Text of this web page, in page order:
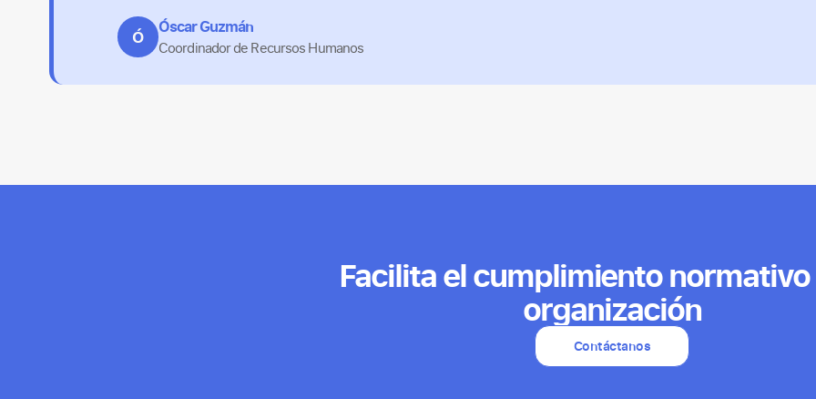
Ó Óscar Guzmán
Coordinador de Recursos Humanos
Facilita el cumplimiento
organización
Contáctanos